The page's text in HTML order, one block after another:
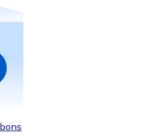
cadeaux de vos marques
de cartes-cadeaux